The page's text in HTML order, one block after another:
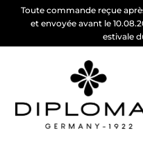
Toute commande reçue
et envoyée avant le
estivale